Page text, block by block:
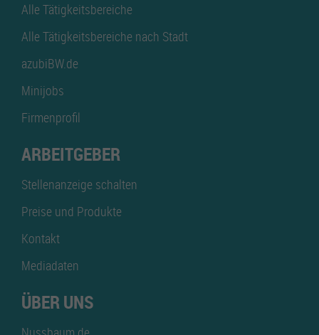
Alle Tätigkeitsbereiche
Alle Tätigkeitsbereiche nach Stadt
azubiBW.de
Minijobs
Firmenprofil
ARBEITGEBER
Stellenanzeige schalten
Preise und Produkte
Kontakt
Mediadaten
ÜBER UNS